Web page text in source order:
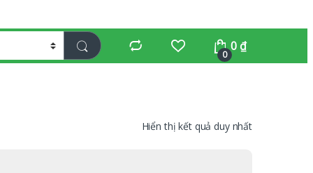
0
0 ₫
Hiển thị kết quả duy nhất